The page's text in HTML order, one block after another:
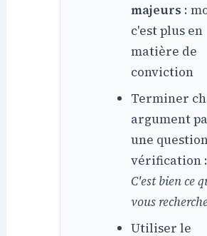
majeurs :
c'est plus en
matière de
conviction
Terminer
argument
une
vérification :
C'est bien ce
vous
Utiliser le